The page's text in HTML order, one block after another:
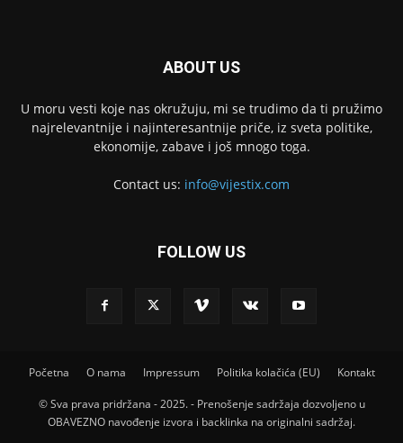
ABOUT US
U moru vesti koje nas okružuju, mi se trudimo da ti pružimo
najrelevantnije i najinteresantnije priče, iz sveta politike,
ekonomije, zabave i još mnogo toga.
Contact us: info@vijestix.com
FOLLOW US
Početna O nama Impressum Politika kolačića (EU) Kontakt
© Sva prava pridržana - 2025. - Prenošenje sadržaja dozvoljeno u
OBAVEZNO navođenje izvora i backlinka na originalni sadržaj.